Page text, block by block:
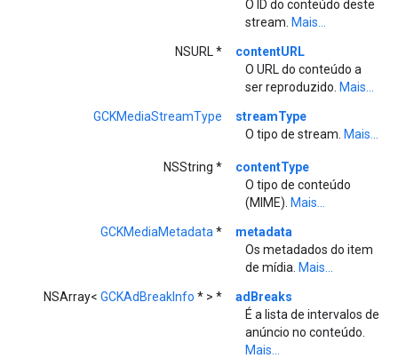
O ID do conteúdo deste
stream. Mais...
NSURL *
contentURL
O URL do conteúdo a
ser reproduzido. Mais...
GCKMediaStreamType
streamType
O tipo de stream. Mais...
NSString *
contentType
O tipo de conteúdo
(MIME). Mais...
GCKMediaMetadata *
metadata
Os metadados do item
de mídia. Mais...
NSArray< GCKAdBreakInfo * > *
adBreaks
É a lista de intervalos de
anúncio no conteúdo.
Mais...